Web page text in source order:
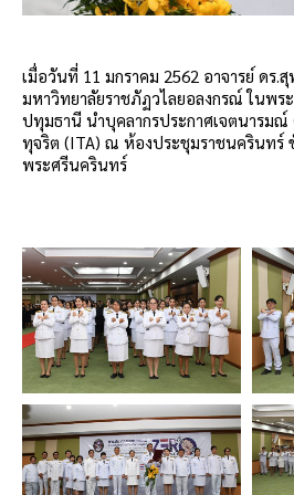
เมื่อวันที่ 11 มกราคม 2562 อาจารย์ ดร.
มหาวิทยาลัยราชภัฏวไลยอลงกรณ์ ในพร
ปทุมธานี นำบุคลากรประกาศเจตนารมณ์
ทุจริต (ITA) ณ ห้องประชุมราชนครินทร์
พระศรีนครินทร์